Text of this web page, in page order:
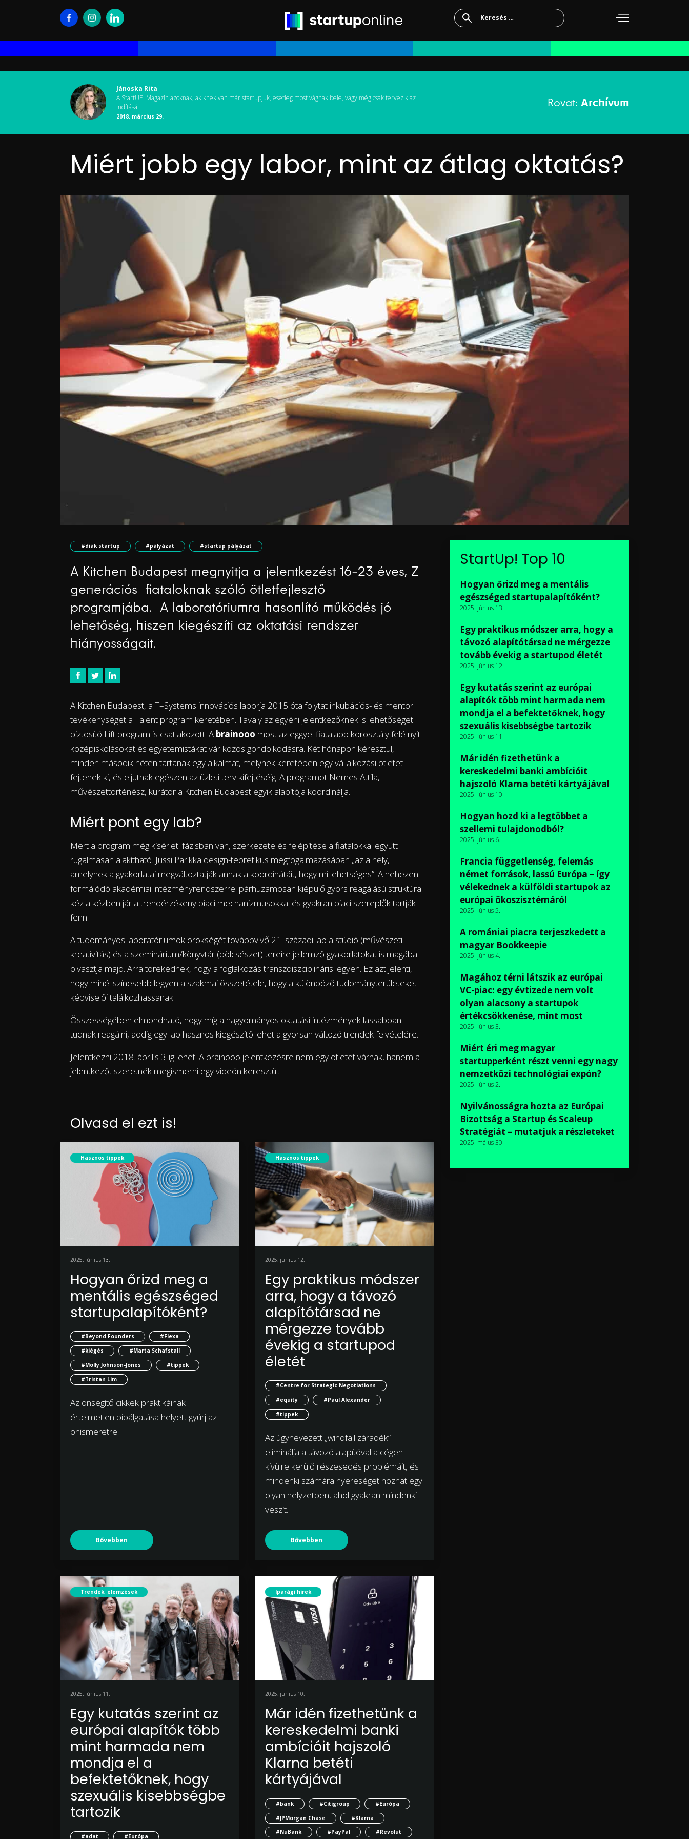
Keresés:
Jánoska Rita
A StartUP! Magazin azoknak, akiknek van már startupjuk, esetleg most vágnak bele, vagy még csak tervezik az
indítását.
2018. március 29.
Rovat: Archívum
Miért jobb egy labor, mint az átlag oktatás?
#diák startup #pályázat #startup pályázat
A Kitchen Budapest megnyitja a jelentkezést 16-23 éves, Z
generációs fiataloknak szóló ötletfejlesztő
programjába. A laboratóriumra hasonlító működés jó
lehetőség, hiszen kiegészíti az oktatási rendszer
hiányosságait.
A Kitchen Budapest, a T–Systems innovációs laborja 2015 óta folytat inkubációs- és mentor
tevékenységet a Talent program keretében. Tavaly az egyéni jelentkezőknek is lehetőséget
biztosító Lift program is csatlakozott. A brainooo most az eggyel fiatalabb korosztály felé nyit:
középiskolásokat és egyetemistákat vár közös gondolkodásra. Két hónapon kéresztül,
minden második héten tartanak egy alkalmat, melynek keretében egy vállalkozási ötletet
fejtenek ki, és eljutnak egészen az üzleti terv kifejtéséig. A programot Nemes Attila,
művészettörténész, kurátor a Kitchen Budapest egyik alapítója koordinálja.
Miért pont egy lab?
Mert a program még kísérleti fázisban van, szerkezete és felépítése a fiatalokkal együtt
rugalmasan alakítható. Jussi Parikka design-teoretikus megfogalmazásában „az a hely,
amelynek a gyakorlatai megváltoztatják annak a koordinátáit, hogy mi lehetséges”. A nehezen
formálódó akadémiai intézményrendszerrel párhuzamosan kiépülő gyors reagálású struktúra
kéz a kézben jár a trendérzékeny piaci mechanizmusokkal és gyakran piaci szereplők tartják
fenn.
A tudományos laboratóriumok örökségét továbbvivő 21. századi lab a stúdió (művészeti
kreativitás) és a szeminárium/könyvtár (bölcsészet) tereire jellemző gyakorlatokat is magába
olvasztja majd. Arra törekednek, hogy a foglalkozás transzdiszciplináris legyen. Ez azt jelenti,
hogy minél színesebb legyen a szakmai összetétele, hogy a különböző tudományterületeket
képviselői találkozhassanak.
Összességében elmondható, hogy míg a hagyományos oktatási intézmények lassabban
tudnak reagálni, addig egy lab hasznos kiegészítő lehet a gyorsan változó trendek felvételére.
Jelentkezni 2018. április 3-ig lehet. A brainooo jelentkezésre nem egy ötletet várnak, hanem a
jelentkezőt szeretnék megismerni egy videón keresztül.
Olvasd el ezt is!
Hasznos tippek
2025. június 13.
Hogyan őrizd meg a
mentális egészséged
startupalapítóként?
#Beyond Founders
#Flexa
#kiégés
#Marta Schafstall
#Molly Johnson-Jones
#tippek
#Tristan Lim
Az önsegítő cikkek praktikáinak
értelmetlen pipálgatása helyett gyúrj az
önismeretre!
Bővebben
Hasznos tippek
2025. június 12.
Egy praktikus módszer
arra, hogy a távozó
alapítótársad ne
mérgezze tovább
évekig a startupod
életét
#Centre for Strategic Negotiations
#equity
#Paul Alexander
#tippek
Az úgynevezett „windfall záradék”
eliminálja a távozó alapítóval a cégen
kívülre kerülő részesedés problémáit, és
mindenki számára nyereséget hozhat egy
olyan helyzetben, ahol gyakran mindenki
veszít.
Bővebben
Trendek, elemzések
2025. június 11.
Egy kutatás szerint az
európai alapítók több
mint harmada nem
mondja el a
befektetőknek, hogy
szexuális kisebbségbe
tartozik
#adat #Európa
Iparági hírek
2025. június 10.
Már idén fizethetünk a
kereskedelmi banki
ambícióit hajszoló
Klarna betéti
kártyájával
#bank #Citigroup
#Európa
#JPMorgan Chase
#Klarna
#NuBank
#PayPal #Revolut
StartUp! Top 10
Hogyan őrizd meg a mentális
egészséged startupalapítóként?
2025. június 13.
Egy praktikus módszer arra, hogy a
távozó alapítótársad ne mérgezze
tovább évekig a startupod életét
2025. június 12.
Egy kutatás szerint az európai
alapítók több mint harmada nem
mondja el a befektetőknek, hogy
szexuális kisebbségbe tartozik
2025. június 11.
Már idén fizethetünk a
kereskedelmi banki ambícióit
hajszoló Klarna betéti kártyájával
2025. június 10.
Hogyan hozd ki a legtöbbet a
szellemi tulajdonodból?
2025. június 6.
Francia függetlenség, felemás
német források, lassú Európa – így
vélekednek a külföldi startupok az
európai ökoszisztémáról
2025. június 5.
A romániai piacra terjeszkedett a
magyar Bookkeepie
2025. június 4.
Magához térni látszik az európai
VC-piac: egy évtizede nem volt
olyan alacsony a startupok
értékcsökkenése, mint most
2025. június 3.
Miért éri meg magyar
startupperként részt venni egy nagy
nemzetközi technológiai expón?
2025. június 2.
Nyilvánosságra hozta az Európai
Bizottság a Startup és Scaleup
Stratégiát – mutatjuk a részleteket
2025. május 30.